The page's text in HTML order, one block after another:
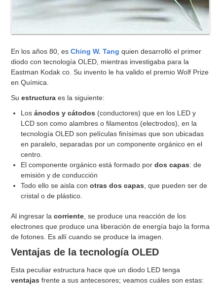
En los años 80, es Ching W. Tang quien desarrolló el primer
diodo con tecnología OLED, mientras investigaba para la
Eastman Kodak co. Su invento le ha valido el premio Wolf Prize
en Química.
Suestructura es la siguiente:
Losánodos y cátodos (conductores) que en los LED y
LCD son como alambres o filamentos (electrodos), en la
tecnología OLED son películas finísimas que son ubicadas
en paralelo, separadas por un componente orgánico en el
centro.
El componente orgánico está formado pordos capas: de
emisión y de conducción
Todo ello se aisla conotras dos capas , que pueden ser de
cristal o de plástico.
Al ingresar lacorriente , se produce una reacción de los
electrones que produce una liberación de energía bajo la forma
de fotones. Es allí cuando se produce la imagen.
Ventajas de la tecnología OLED
Esta peculiar estructura hace que un diodo LED tenga
ventajas frente a sus antecesores; veamos cuáles son estas: